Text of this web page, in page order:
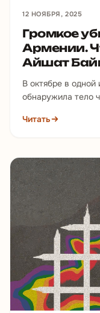
12 НОЯБРЯ, 2025
Громкое
Армении.
Айшат
В октябре в одной
обнаружила тело
Читать